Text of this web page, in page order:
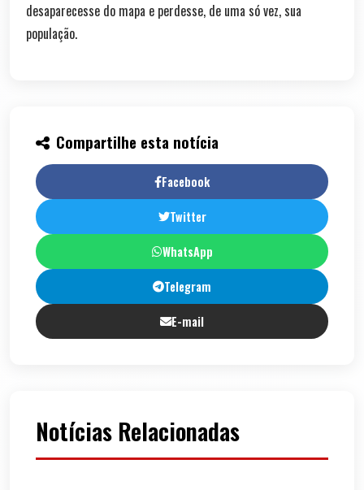
desaparecesse do mapa e perdesse, de uma só vez, sua
população.
Compartilhe esta notícia
Facebook
Twitter
WhatsApp
Telegram
E-mail
Notícias Relacionadas